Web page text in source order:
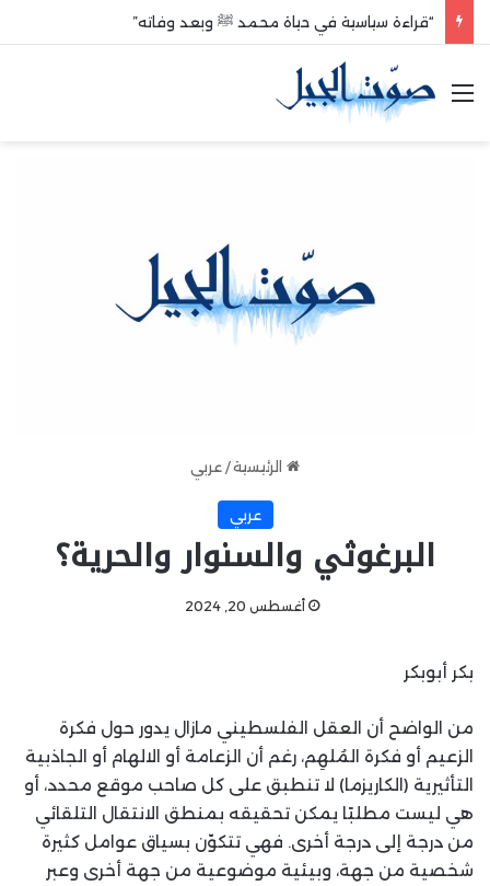
“قراءة سياسية في حياة محمد ﷺ وبعد وفاته”
القائمة
الرئيسية/ عربي
عربي
البرغوثي والسنوار والحرية؟
أغسطس 20, 2024
بكر أبوبكر
من الواضح أن العقل الفلسطيني مازال يدور حول فكرة
الزعيم أو فكرة المُلهِم، رغم أن الزعامة أو الالهام أو الجاذبية
التأثيرية (الكاريزما) لا تنطبق على كل صاحب موقع محدد، أو
هي ليست مطلبًا يمكن تحقيقه بمنطق الانتقال التلقائي
من درجة إلى درجة أخرى. فهي تتكوّن بسياق عوامل كثيرة
شخصية من جهة، وبيئية موضوعية من جهة أخرى وعبر